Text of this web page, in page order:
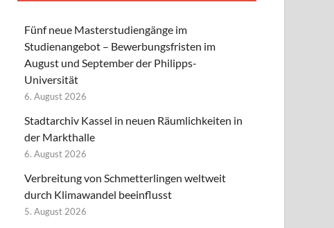
Fünf neue Masterstudiengänge im
Studienangebot – Bewerbungsfristen im
August und September der Philipps-
Universität
6. August 2026
Stadtarchiv Kassel in neuen Räumlichkeiten in
der Markthalle
6. August 2026
Verbreitung von Schmetterlingen weltweit
durch Klimawandel beeinflusst
5. August 2026